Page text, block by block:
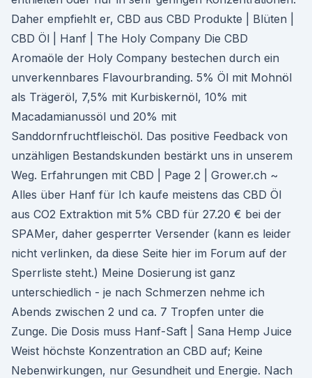
Daher empfiehlt er, CBD aus CBD Produkte | Blüten |
CBD Öl | Hanf | The Holy Company Die CBD
Aromaöle der Holy Company bestechen durch ein
unverkennbares Flavourbranding. 5% Öl mit Mohnöl
als Trägeröl, 7,5% mit Kurbiskernöl, 10% mit
Macadamianussöl und 20% mit
Sanddornfruchtfleischöl. Das positive Feedback von
unzähligen Bestandskunden bestärkt uns in unserem
Weg. Erfahrungen mit CBD | Page 2 | Grower.ch ~
Alles über Hanf für Ich kaufe meistens das CBD Öl
aus CO2 Extraktion mit 5% CBD für 27.20 € bei der
SPAMer, daher gesperrter Versender (kann es leider
nicht verlinken, da diese Seite hier im Forum auf der
Sperrliste steht.) Meine Dosierung ist ganz
unterschiedlich - je nach Schmerzen nehme ich
Abends zwischen 2 und ca. 7 Tropfen unter die
Zunge. Die Dosis muss Hanf-Saft | Sana Hemp Juice
Weist höchste Konzentration an CBD auf; Keine
Nebenwirkungen, nur Gesundheit und Energie. Nach